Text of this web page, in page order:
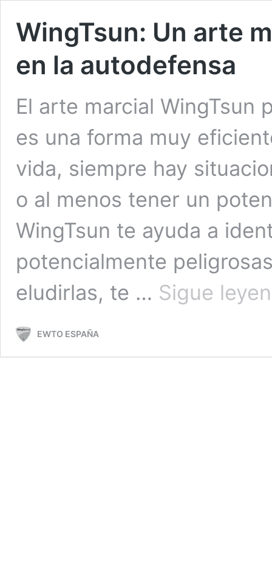
WingTsun: Un arte
en la autodefensa
El arte marcial WingTsun
es una forma muy
vida, siempre hay
o al menos tener un
WingTsun te ayuda a
potencialmente
eludirlas, te … Sigue
EWTO ESPAÑA